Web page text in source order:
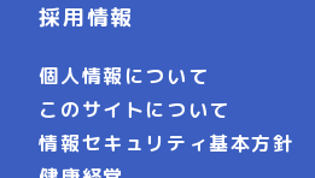
採用情報
個人情報について
このサイトについて
情報セキュリティ基本方針